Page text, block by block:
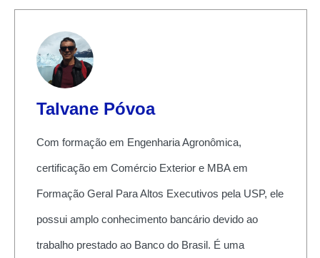
Talvane Póvoa
Com formação em Engenharia Agronômica,
certificação em Comércio Exterior e MBA em
Formação Geral Para Altos Executivos pela USP, ele
possui amplo conhecimento bancário devido ao
trabalho prestado ao Banco do Brasil. É uma